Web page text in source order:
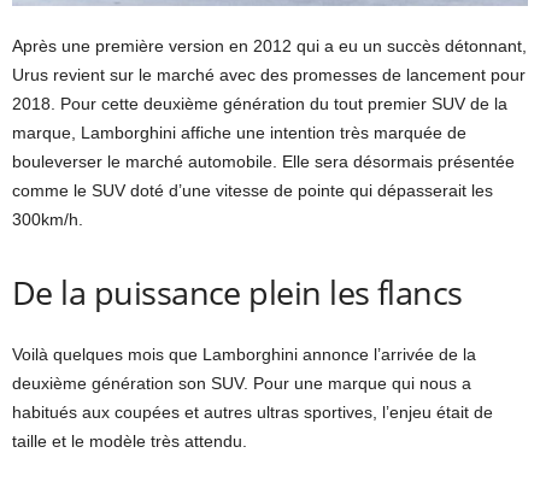
Après une première version en 2012 qui a eu un succès détonnant,
Urus revient sur le marché avec des promesses de lancement pour
2018. Pour cette deuxième génération du tout premier SUV de la
marque, Lamborghini affiche une intention très marquée de
bouleverser le marché automobile. Elle sera désormais présentée
comme le SUV doté d’une vitesse de pointe qui dépasserait les
300km/h.
De la puissance plein les flancs
Voilà quelques mois que Lamborghini annonce l’arrivée de la
deuxième génération son SUV. Pour une marque qui nous a
habitués aux coupées et autres ultras sportives, l’enjeu était de
taille et le modèle très attendu.